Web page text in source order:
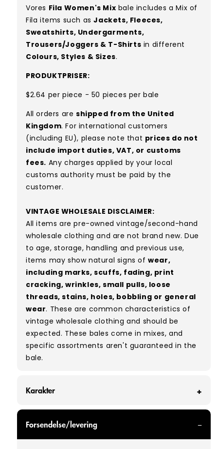
Vores Fila Women's Mix bale includes a Mix of
Fila items such asJackets, Fleeces,
Sweatshirts, Undergarments,
Trousers/Joggers & T-Shirts in different
Colours, Styles & Sizes.
PRODUKTPRISER:
$2.64 per piece - 50 pieces per bale
All orders are shipped from the United
Kingdom. For international customers
(including EU), please note that prices do not
include import duties, VAT, or customs
fees. Any charges applied by your local
customs authority must be paid by the
customer.
VINTAGE WHOLESALE DISCLAIMER:
All items are pre-owned vintage/second-hand
wholesale clothing and are not brand new. Due
to age, storage, handling and previous use,
items may show natural signs of wear,
including marks, scuffs, fading, print
cracking, wrinkles, small pulls, loose
threads, stains, holes, bobbling or general
wear. These are common characteristics of
vintage wholesale clothing and should be
expected. These bales come in mixes, and
specific assortments aren't guaranteed in the
bale.
Karakter
can expect items that are in great condition
with minimal signs of wear. While they are
Forsendelse/levering